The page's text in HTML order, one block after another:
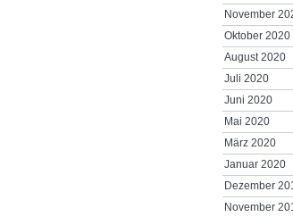
November
Oktober 2020
August 2020
Juli 2020
Juni 2020
Mai 2020
März 2020
Januar 2020
Dezember
November